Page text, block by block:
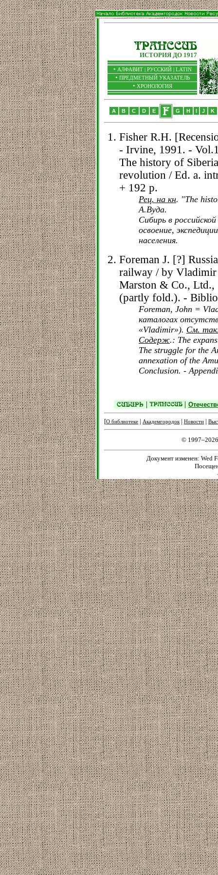
ИСТОРИЯ ДО 1917
• АЛФАВИТ | РУССКИЙ| LATIN
• ПРЕДМЕТНЫЙ УКАЗАТЕЛЬ
• ХРОНОЛОГИЯ
A B C D E G H I J K
Fisher R.H.
- Irvine, 1991. -
The history of
revolution / Ed. a.
+ 192 p.
Рец. на кн. "The
А.Вуда.
Сибирь в
освоение,
населения.
Foreman J. [?]
railway / by
Marston & Co.,
(partly fold.). -
Foreman, John =
каталогах
«Vladimir»). См.
Содерж.: The
The struggle for the
annexation of the
Conclusion. -
| |
[О библиотеке | Академгородок| Новости |
©
Документ изменен: Wed